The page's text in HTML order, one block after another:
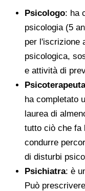
Psicologo: ha
psicologia (5
per l'iscrizione
psicologica,
e attività di
Psicoterapeuta
ha completato
laurea di
tutto ciò che fa
condurre
di disturbi
Psichiatra: è
Può